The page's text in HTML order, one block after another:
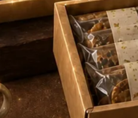
賦予南投紅水烏龍純淨花香。
】從清新雅緻的白花香開場
同湖光漫波般的風味紋理，更